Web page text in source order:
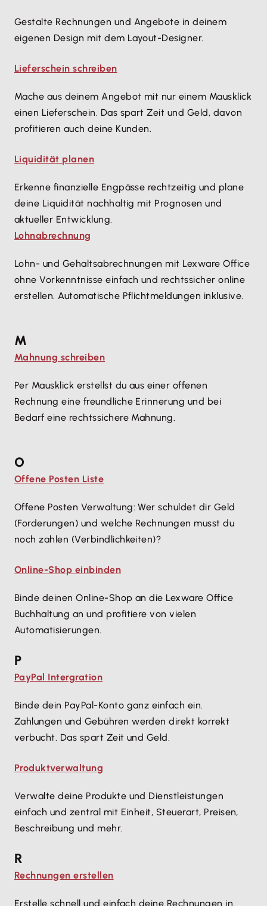
Gestalte Rechnungen und Angebote in deinem
eigenen Design mit dem Layout-Designer.
Lieferschein schreiben
Mache aus deinem Angebot mit nur einem Mausklick
einen Lieferschein. Das spart Zeit und Geld, davon
profitieren auch deine Kunden.
Liquidität planen
Erkenne finanzielle Engpässe rechtzeitig und plane
deine Liquidität nachhaltig mit Prognosen und
aktueller Entwicklung.
Lohnabrechnung
Lohn- und Gehaltsabrechnungen mit Lexware Office
ohne Vorkenntnisse einfach und rechtssicher online
erstellen. Automatische Pflichtmeldungen inklusive.
M
Mahnung schreiben
Per Mausklick erstellst du aus einer offenen
Rechnung eine freundliche Erinnerung und bei
Bedarf eine rechtssichere Mahnung.
O
Offene Posten Liste
Offene Posten Verwaltung: Wer schuldet dir Geld
(Forderungen) und welche Rechnungen musst du
noch zahlen (Verbindlichkeiten)?
Online-Shop einbinden
Binde deinen Online-Shop an die Lexware Office
Buchhaltung an und profitiere von vielen
Automatisierungen.
P
PayPal Intergration
Binde dein PayPal-Konto ganz einfach ein.
Zahlungen und Gebühren werden direkt korrekt
verbucht. Das spart Zeit und Geld.
Produktverwaltung
Verwalte deine Produkte und Dienstleistungen
einfach und zentral mit Einheit, Steuerart, Preisen,
Beschreibung und mehr.
R
Rechnungen erstellen
Erstelle schnell und einfach deine Rechnungen in